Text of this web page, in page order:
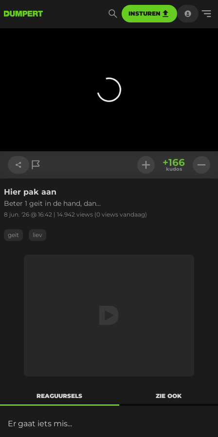
INSTUREN
Link kopiëren
+166
kudos
Hier pak aan
Beter 1 geit in de hand, dan...
8 jun. '26 @ 16:42 | 14.942 views (0 views vandaag)
geit liev
REAGUURSELS ZIE OOK
Er gaat iets mis...